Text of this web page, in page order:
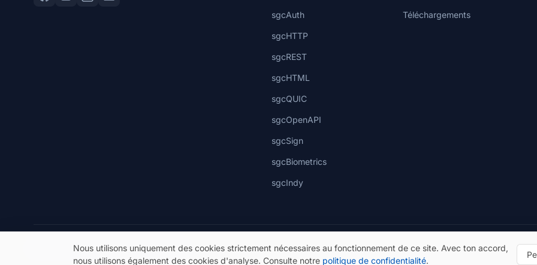
sgcAuth
sgcHTTP
sgcREST
sgcHTML
sgcQUIC
sgcOpenAPI
sgcSign
sgcBiometrics
sgcIndy
Téléchargements
© 2026 eSeGeCe. Tous droits réservés.
Nous utilisons uniquement des cookies strictement nécessaires au fonctionnement de ce site. Avec ton accord,
nous utilisons également des cookies d'analyse. Consulte notre politique de confidentialité.